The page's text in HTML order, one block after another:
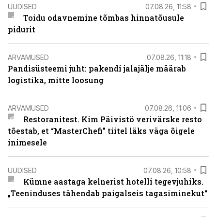
UUDISED 07.08.26, 11:58
Toidu odavnemine tõmbas hinnatõusule
pidurit
ARVAMUSED 07.08.26, 11:18
Pandisüsteemi juht: pakendi jalajälje määrab
logistika, mitte loosung
ARVAMUSED 07.08.26, 11:06
Restoranitest. Kim Päivistö verivärske resto
tõestab, et “MasterChefi” tiitel läks väga õigele
inimesele
UUDISED 07.08.26, 10:58
Kümne aastaga kelnerist hotelli tegevjuhiks.
„Teeninduses tähendab paigalseis tagasiminekut“